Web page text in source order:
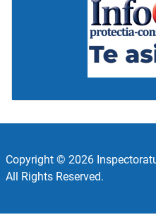
Copyright © 2026
All Rights Reserved.